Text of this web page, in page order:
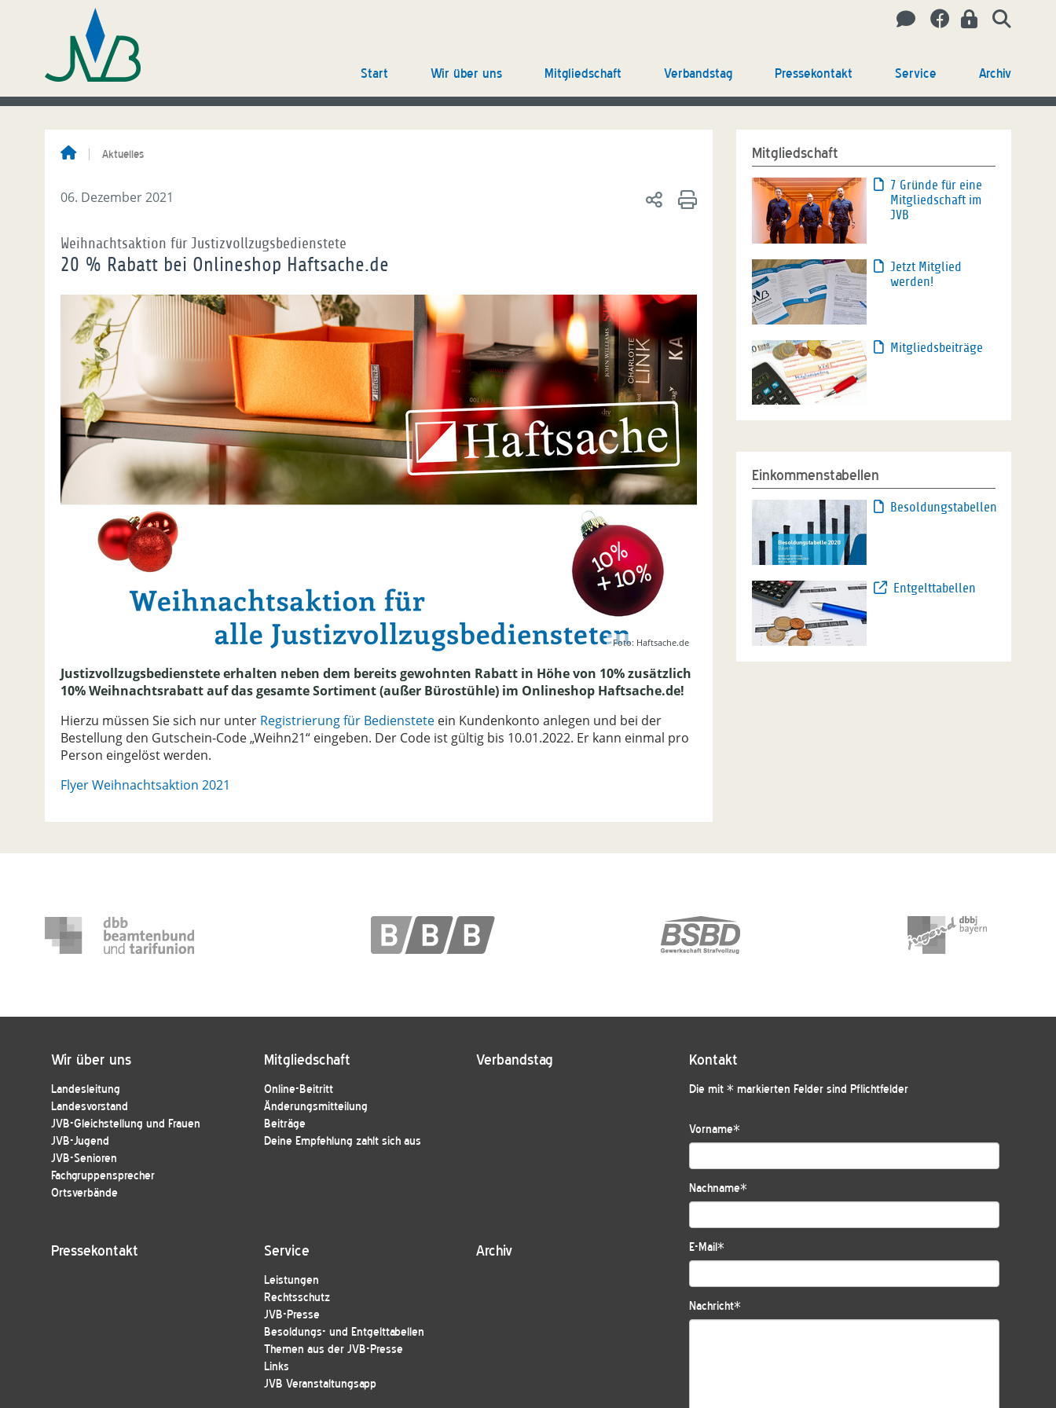
Start Wir über uns Mitgliedschaft Verbandstag Pressekontakt Service Archiv
Aktuelles
06. Dezember 2021
Weihnachtsaktion für Justizvollzugsbedienstete
20 % Rabatt bei Onlineshop Haftsache.de
Foto: Haftsache.de
Justizvollzugsbedienstete erhalten neben dem bereits gewohnten Rabatt in Höhe von 10% zusätzlich
10% Weihnachtsrabatt auf das gesamte Sortiment (außer Bürostühle) im Onlineshop Haftsache.de!
Hierzu müssen Sie sich nur unter Registrierung für Bedienstete ein Kundenkonto anlegen und bei der
Bestellung den Gutschein-Code „Weihn21“ eingeben. Der Code ist gültig bis 10.01.2022. Er kann einmal pro
Person eingelöst werden.
Flyer Weihnachtsaktion 2021
Mitgliedschaft
7 Gründe für eine
Mitgliedschaft im
JVB
Jetzt Mitglied
werden!
Mitgliedsbeiträge
Einkommenstabellen
Besoldungstabellen
Entgelttabellen
Wir über uns
Landesleitung
Landesvorstand
JVB-Gleichstellung und Frauen
JVB-Jugend
JVB-Senioren
Fachgruppensprecher
Ortsverbände
Mitgliedschaft
Online-Beitritt
Änderungsmitteilung
Beiträge
Deine Empfehlung zahlt sich aus
Verbandstag
Pressekontakt Service
Leistungen
Rechtsschutz
JVB-Presse
Besoldungs- und Entgelttabellen
Themen aus der JVB-Presse
Links
JVB Veranstaltungsapp
Archiv
Kontakt
Die mit * markierten Felder sind Pflichtfelder
Vorname*
Nachname*
E-Mail*
Nachricht*